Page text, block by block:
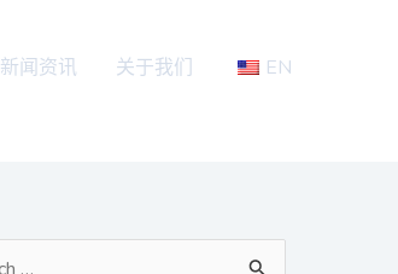
新闻资讯 关于我们 EN